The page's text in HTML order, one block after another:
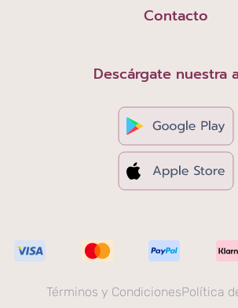
Contacto
Descárgate nuestra
Términos y CondicionesPolítica